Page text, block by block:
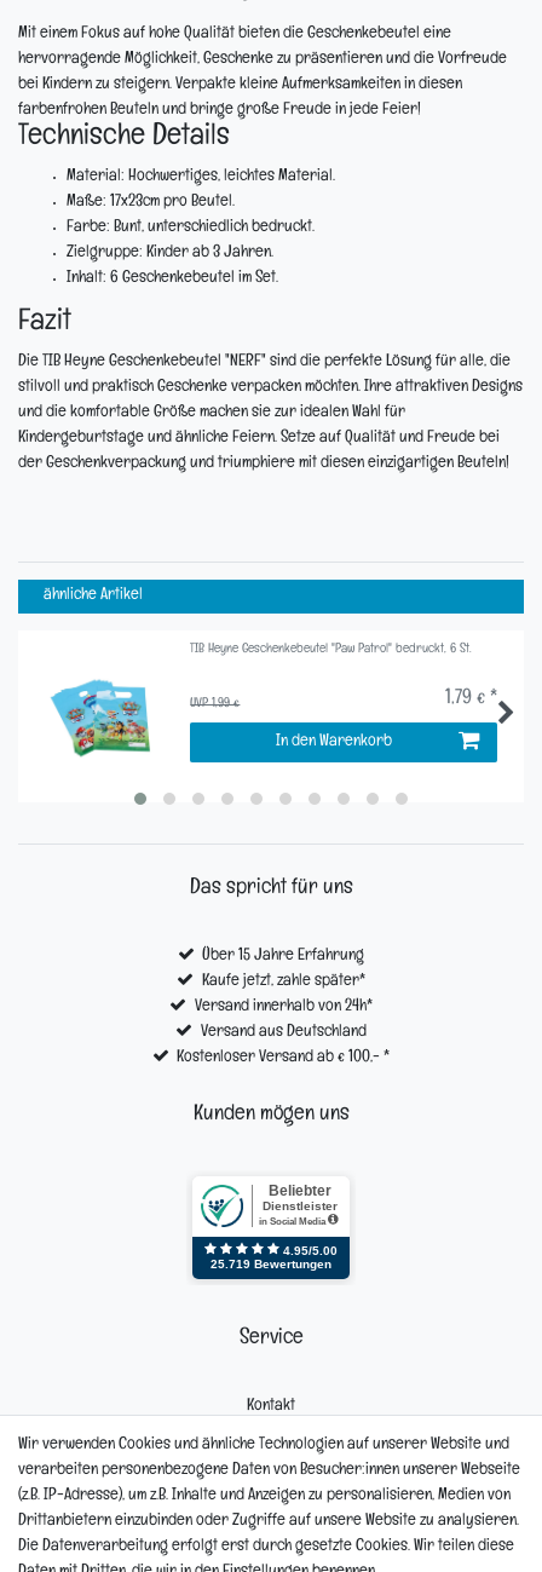
Mit einem Fokus auf hohe Qualität bieten die Geschenkebeutel eine
hervorragende Möglichkeit, Geschenke zu präsentieren und die Vorfreude
bei Kindern zu steigern. Verpakte kleine Aufmerksamkeiten in diesen
farbenfrohen Beuteln und bringe große Freude in jede Feier!
Technische Details
Material: Hochwertiges, leichtes Material.
Maße: 17x23cm pro Beutel.
Farbe: Bunt, unterschiedlich bedruckt.
Zielgruppe: Kinder ab 3 Jahren.
Inhalt: 6 Geschenkebeutel im Set.
Fazit
Die TIB Heyne Geschenkebeutel "NERF" sind die perfekte Lösung für alle, die
stilvoll und praktisch Geschenke verpacken möchten. Ihre attraktiven Designs
und die komfortable Größe machen sie zur idealen Wahl für
Kindergeburtstage und ähnliche Feiern. Setze auf Qualität und Freude bei
der Geschenkverpackung und triumphiere mit diesen einzigartigen Beuteln!
ähnliche Artikel
TIB Heyne Geschenkebeutel "Paw Patrol" bedruckt, 6 St.
UVP 1,99 € 1,79 € *
In den Warenkorb
Das spricht für uns
Über 15 Jahre Erfahrung
Kaufe jetzt, zahle später*
Versand innerhalb von 24h*
Versand aus Deutschland
Kostenloser Versand ab € 100,- *
Kunden mögen uns
Service
Kontakt
Reklamation
Informationen
Wir verwenden Cookies und ähnliche Technologien auf unserer Website und
verarbeiten personenbezogene Daten von Besucher:innen unserer Webseite
(z.B. IP-Adresse), um z.B. Inhalte und Anzeigen zu personalisieren, Medien von
Drittanbietern einzubinden oder Zugriffe auf unsere Website zu analysieren.
Die Datenverarbeitung erfolgt erst durch gesetzte Cookies. Wir teilen diese